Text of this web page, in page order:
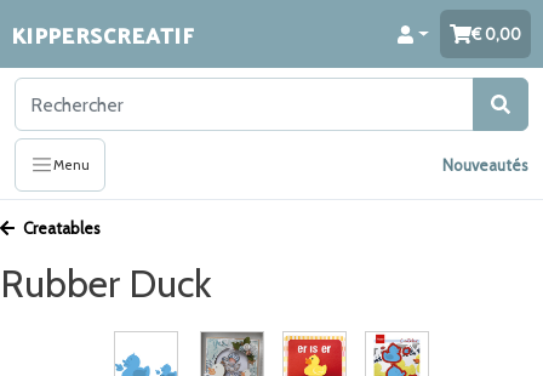
KIPPERSCREATIF 0,00
Menu Nouveautés
Creatables
Rubber Duck